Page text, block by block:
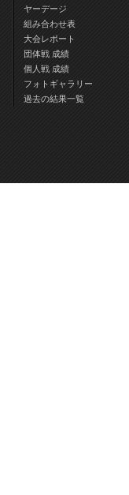
ヤーデージ
組み合わせ表
大会レポート
団体戦 成績
個人戦 成績
フォトギャラリー
過去の結果一覧